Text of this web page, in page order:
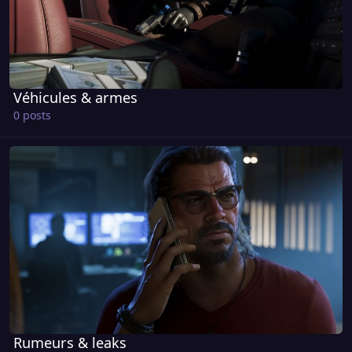
Véhicules & armes
0 posts
Rumeurs & leaks
Rumeurs & leaks